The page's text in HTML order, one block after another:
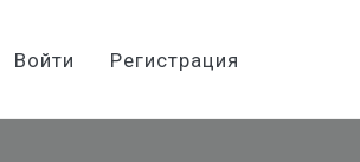
Войти Регистрация